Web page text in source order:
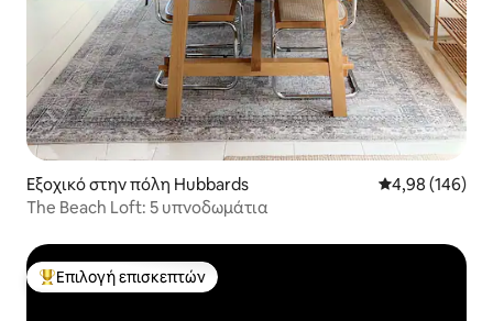
Εξοχικό στην πόλη Hubbards Μέση
4,98 (146)
The Beach Loft: 5 υπνοδωμάτια
Κορυφαία επιλογή επισκεπτών
Επιλογή επισκεπτών